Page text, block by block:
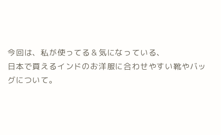
今回は、私が使ってる＆気になっている、
日本で買えるインドのお洋服に合わせやすい靴やバッ
グについて。